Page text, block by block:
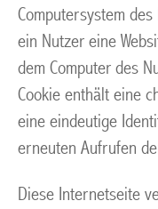
Computersystem
ein Nutzer eine
dem Computer des
Cookie enthält eine
eine eindeutige
erneuten Aufrufen
Diese Internetseite